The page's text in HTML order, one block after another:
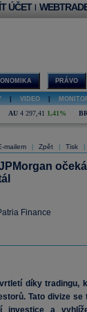
ÚČET |
PRÁVO
VIDEO
AU 4 297,41 1,41%
mailem Zpět Tisk
Finance
díky tradingu,
Tato divize se
investice a